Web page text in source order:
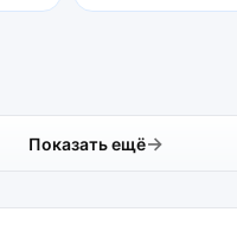
Показать ещё